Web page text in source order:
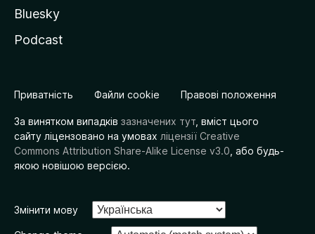
Bluesky
Podcast
Приватність Файли cookie Правові положення
За винятком випадків зазначених тут , вміст цього
сайту ліцензовано на умовах ліцензії Creative
Commons Attribution Share-Alike License v3.0 , або будь-
якою новішою версією.
Змінити мову